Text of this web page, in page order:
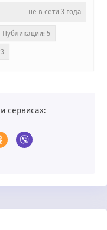
не в сети 3 года
Публикации: 5
сервисах: